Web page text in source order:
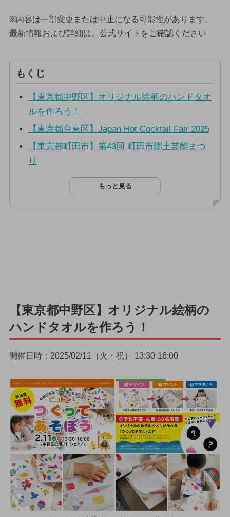
※内容は一部変更または中止になる可能性があります。
最新情報および詳細は、公式サイトをご確認ください
もくじ
【東京都中野区】オリジナル絵柄のハンドタオ
ルを作ろう！
【東京都台東区】Japan Hot Cocktail Fair 2025
【東京都町田市】第43回 町田市郷土芸能まつ
り
もっと見る
【東京都中野区】オリジナル絵柄の
ハンドタオルを作ろう！
開催日時：2025/02/11（火・祝） 13:30-16:00